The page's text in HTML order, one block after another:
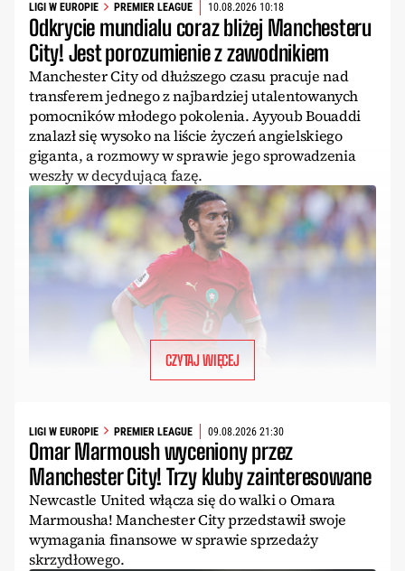
LIGI W EUROPIE PREMIER LEAGUE 10.08.2026 10:18
Odkrycie mundialu coraz bliżej Manchesteru
City! Jest porozumienie z zawodnikiem
Manchester City od dłuższego czasu pracuje nad
transferem jednego z najbardziej utalentowanych
pomocników młodego pokolenia. Ayyoub Bouaddi
znalazł się wysoko na liście życzeń angielskiego
giganta, a rozmowy w sprawie jego sprowadzenia
weszły w decydującą fazę.
CZYTAJ WIĘCEJ
LIGI W EUROPIE PREMIER LEAGUE 09.08.2026 21:30
Omar Marmoush wyceniony przez
Manchester City! Trzy kluby zainteresowane
Newcastle United włącza się do walki o Omara
Marmousha! Manchester City przedstawił swoje
wymagania finansowe w sprawie sprzedaży
skrzydłowego.